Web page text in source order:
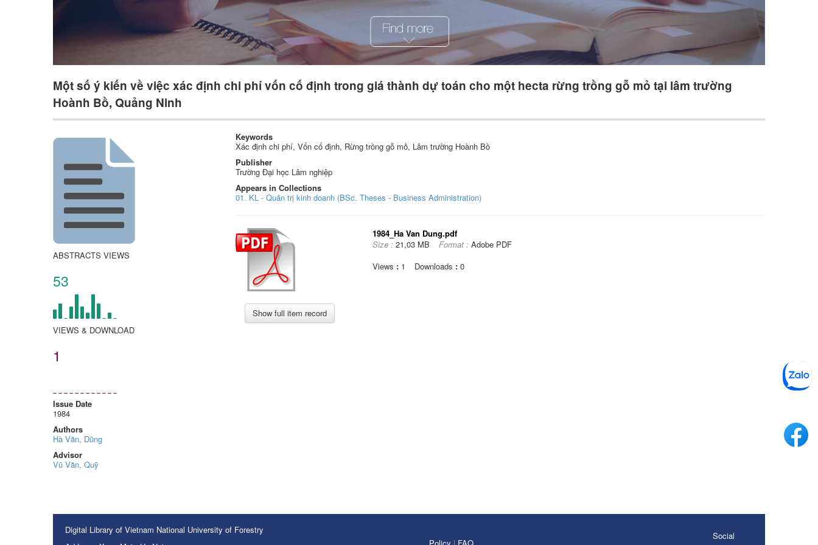
Một số ý kiến về việc xác định chi phí vốn cố định trong giá thành dự toán cho một hecta rừng trồng gỗ mỏ tại lâm trường
Hoành Bồ, Quảng Ninh
ABSTRACTS VIEWS
53
VIEWS & DOWNLOAD
1
Issue Date
1984
Authors
Hà Văn, Dũng
Advisor
Vũ Văn, Quỹ
Keywords
Xác định chi phí, Vốn cố định, Rừng trồng gỗ mỏ, Lâm trường Hoành Bồ
Publisher
Trường Đại học Lâm nghiệp
Appears in Collections
01. KL - Quản trị kinh doanh (BSc. Theses - Business Administration)
1984_Ha Van Dung.pdf
Size : 21,03 MB Format : Adobe PDF
Views : 1 Downloads : 0
Show full item record
Digital Library of Vietnam National University of Forestry
Social